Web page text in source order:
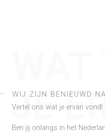
JE
WIJ ZIJN BENIEUWD
Vertel ons wat je ervan vond!
Ben jij onlangs in het